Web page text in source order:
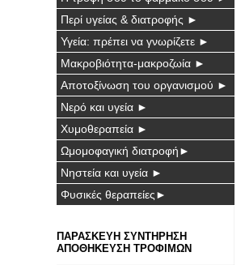
Περί υγείας & διατροφής ►
Υγεία: πρέπει να γνωρίζετε ►
Μακροβιότητα-μακροζωία ►
Αποτοξίνωση του οργανισμού ►
Νερό και υγεία ►
Χυμοθεραπεία ►
Ωμομοφαγική διατροφή►
Νηστεία και υγεία ►
Φυσικές θεραπείες►
ΠΑΡΑΣΚΕΥΗ ΣΥΝΤΗΡΗΣΗ
ΑΠΟΘΗΚΕΥΣΗ ΤΡΟΦΙΜΩΝ